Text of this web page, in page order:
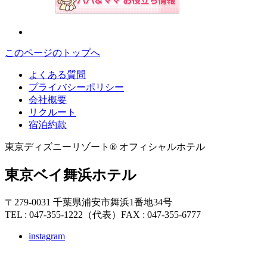
このページのトップへ
よくある質問
プライバシーポリシー
会社概要
リクルート
宿泊約款
東京ディズニーリゾート® オフィシャルホテル
東京ベイ舞浜ホテル
〒279-0031 千葉県浦安市舞浜1番地34号
TEL : 047-355-1222（代表） FAX : 047-355-6777
instagram